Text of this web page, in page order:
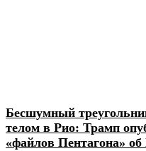
Бесшумный
телом в Рио: Трамп
«файлов Пентагона»